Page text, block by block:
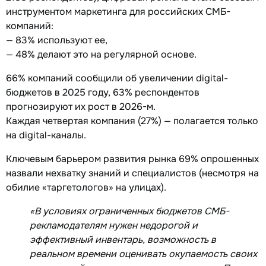
инструментом маркетинга для российских СМБ-
компаний:
— 83% используют ее,
— 48% делают это на регулярной основе.
66% компаний сообщили об увеличении digital-
бюджетов в 2025 году, 63% респондентов
прогнозируют их рост в 2026-м.
Каждая четвертая компания (27%) — полагается только
на digital-каналы.
Ключевым барьером развития рынка 69% опрошенных
назвали нехватку знаний и специалистов (несмотря на
обилие «таргетологов» на улицах).
«В условиях ограниченных бюджетов СМБ-
рекламодателям нужен недорогой и
эффективный инвентарь, возможность в
реальном времени оценивать окупаемость своих